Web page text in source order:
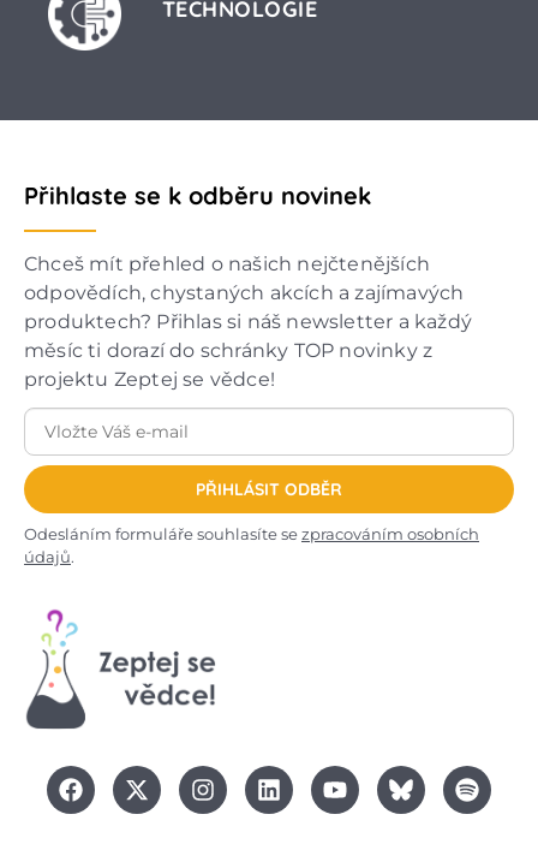
TECHNOLOGIE
Přihlaste se k odběru novinek
Chceš mít přehled o našich nejčtenějších
odpovědích, chystaných akcích a zajímavých
produktech? Přihlas si náš newsletter a každý
měsíc ti dorazí do schránky TOP novinky z
projektu Zeptej se vědce!
PŘIHLÁSIT ODBĚR
Odesláním formuláře souhlasíte sezpracováním osobních
údajů.